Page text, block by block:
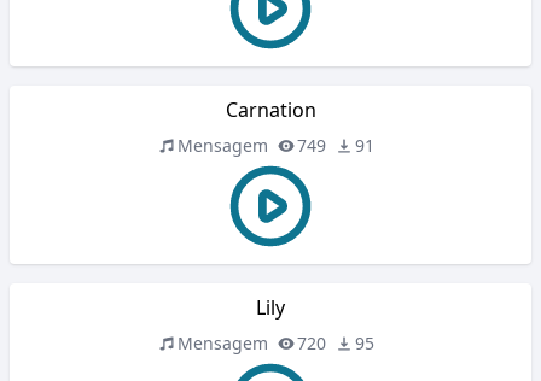
Carnation
Mensagem 749 91
Lily
Mensagem 720 95